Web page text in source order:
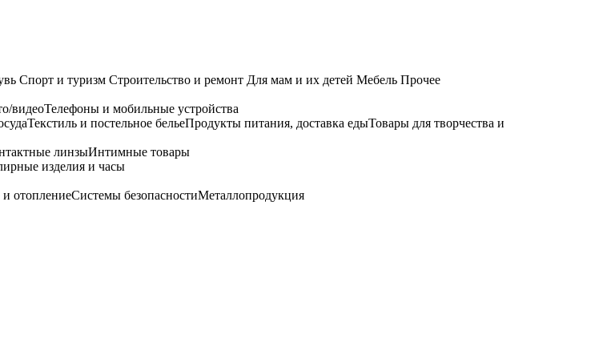
Спорт и туризм Строительство и ремонт Для мам и их детей Мебель Прочее
видеоТелефоны и мобильные устройства
Текстиль и постельное бельеПродукты питания, доставка едыТовары для творчества и
линзыИнтимные товары
изделия и часы
отоплениеСистемы безопасностиМеталлопродукция